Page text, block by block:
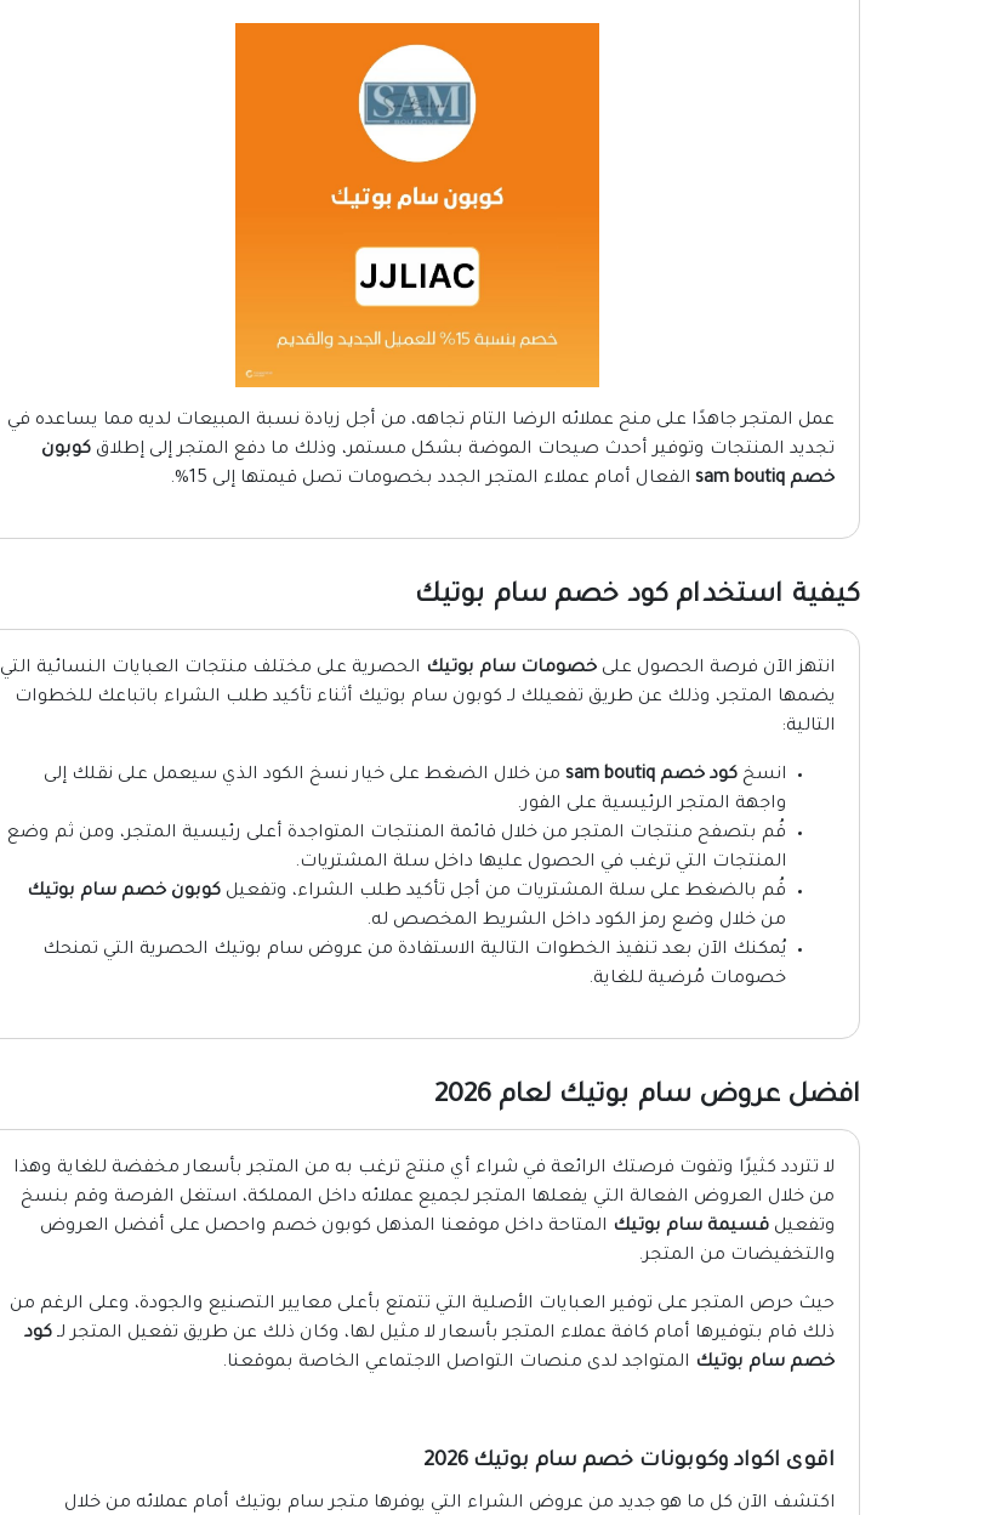
عمل المتجر جاهدًا على منح عملائه الرضا التام تجاهه، من أجل زيادة نسبة المبيعات لديه مما يساعده في
تجديد المنتجات وتوفير أحدث صيحات الموضة بشكل مستمر، وذلك ما دفع المتجر إلى إطلاق كوبون
خصم sam boutiq
الفعال أمام عملاء المتجر الجدد بخصومات تصل قيمتها إلى 15%.
كيفية استخدام كود خصم سام بوتيك
انتهز الآن فرصة الحصول على خصومات سام بوتيك الحصرية على مختلف منتجات العبايات النسائية التي
يضمها المتجر، وذلك عن طريق تفعيلك لـ كوبون سام بوتيك أثناء تأكيد طلب الشراء باتباعك للخطوات
التالية:
انسخ كود خصم sam boutiq
من خلال الضغط على خيار نسخ الكود الذي سيعمل على نقلك إلى
واجهة المتجر الرئيسية على الفور.
قُم بتصفح منتجات المتجر من خلال قائمة المنتجات المتواجدة أعلى رئيسية المتجر، ومن ثم وضع
المنتجات التي ترغب في الحصول عليها داخل سلة المشتريات.
قُم بالضغط على سلة المشتريات من أجل تأكيد طلب الشراء، وتفعيل كوبون خصم سام بوتيك
من خلال وضع رمز الكود داخل الشريط المخصص له.
يُمكنك الآن بعد تنفيذ الخطوات التالية الاستفادة من عروض سام بوتيك الحصرية التي تمنحك
خصومات مُرضية للغاية.
افضل عروض سام بوتيك لعام 2026
لا تتردد كثيرًا وتفوت فرصتك الرائعة في شراء أي منتج ترغب به من المتجر بأسعار مخفضة للغاية وهذا
من خلال العروض الفعالة التي يفعلها المتجر لجميع عملائه داخل المملكة، استغل الفرصة وقم بنسخ
وتفعيل قسيمة سام بوتيك المتاحة داخل موقعنا المذهل كوبون خصم واحصل على أفضل العروض
والتخفيضات من المتجر.
حيث حرص المتجر على توفير العبايات الأصلية التي تتمتع بأعلى معايير التصنيع والجودة، وعلى الرغم من
ذلك قام بتوفيرها أمام كافة عملاء المتجر بأسعار لا مثيل لها، وكان ذلك عن طريق تفعيل المتجر لـ كود
خصم سام بوتيك المتواجد لدى منصات التواصل الاجتماعي الخاصة بموقعنا.
اقوى اكواد وكوبونات خصم سام بوتيك 2026
اكتشف الآن كل ما هو جديد من عروض الشراء التي يوفرها متجر سام بوتيك أمام عملائه من خلال